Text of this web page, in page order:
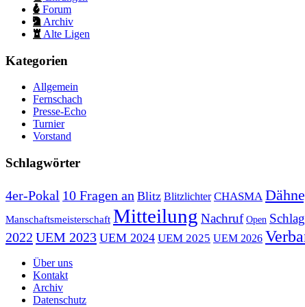
Forum
Archiv
Alte Ligen
Kategorien
Allgemein
Fernschach
Presse-Echo
Turnier
Vorstand
Schlagwörter
4er-Pokal 10 Fragen an Blitz Blitzlichter CHASMA
Manschaftsmeisterschaft Mitteilung Nachruf Open
2022 UEM 2023 UEM 2024 UEM 2025 UEM 2026
Über uns
Kontakt
Archiv
Datenschutz